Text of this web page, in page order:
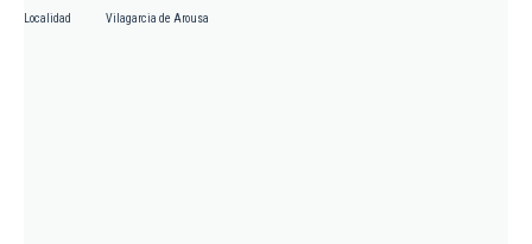
Localidad Vilagarcia de Arousa